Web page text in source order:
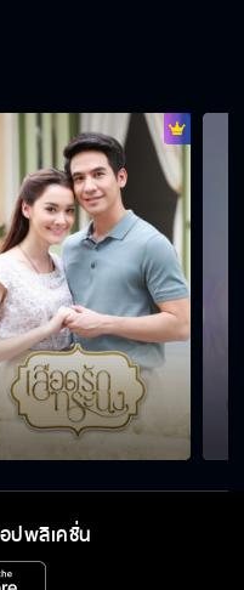
ปพลิเคชั่น